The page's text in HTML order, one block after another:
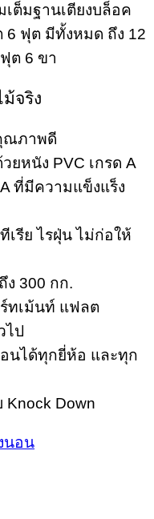
ต็มฐานเตียงบล็อค
6 ฟุต มีทั้งหมด ถึง 12
ต 6 ขา
จริง
ณภาพดี
ยหนัง PVC เกรด A
ที่มีความแข็งแร็ง
เรีย ไรฝุ่น ไม่ก่อให้
ง 300 กก.
ทเม้นท์ แฟลต
ไป
นได้ทุกยี่ห้อ และทุก
Knock Down